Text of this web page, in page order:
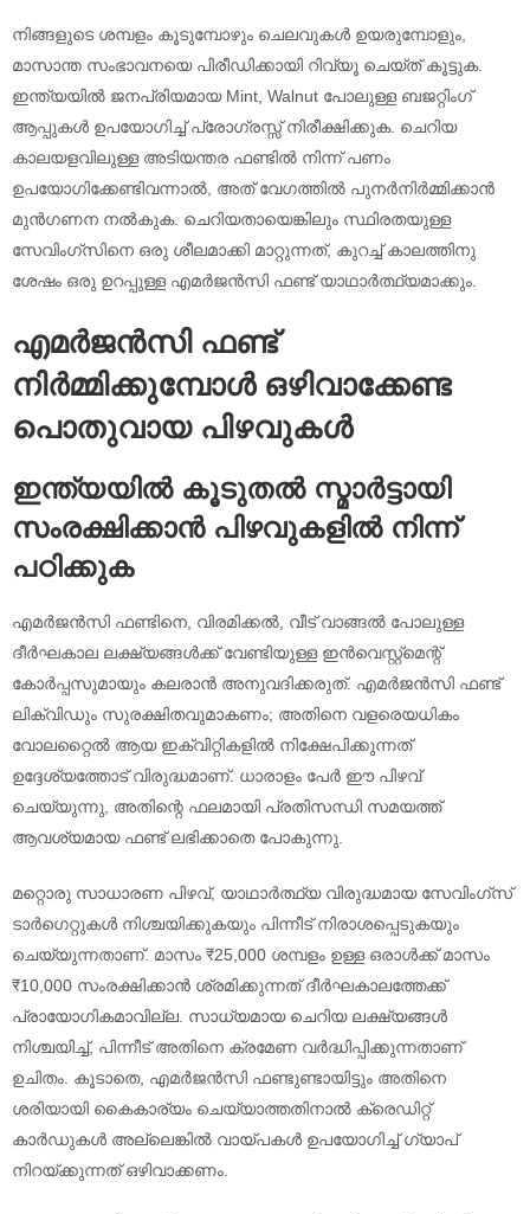
നിങ്ങളുടെ ശമ്പളം കൂടുമ്പോഴും ചെലവുകൾ ഉയരുമ്പോളും,
മാസാന്ത സംഭാവനയെ പിരീഡിക്കായി റിവ്യൂ ചെയ്ത് കൂട്ടുക.
ഇന്ത്യയിൽ ജനപ്രിയമായ Mint, Walnut പോലുള്ള ബജറ്റിംഗ്
ആപ്പുകൾ ഉപയോഗിച്ച് പ്രോഗ്രസ്സ് നിരീക്ഷിക്കുക. ചെറിയ
കാലയളവിലുള്ള അടിയന്തര ഫണ്ടിൽ നിന്ന് പണം
ഉപയോഗിക്കേണ്ടിവന്നാൽ, അത് വേഗത്തിൽ പുനർനിർമ്മിക്കാൻ
മുൻഗണന നൽകുക. ചെറിയതായെങ്കിലും സ്ഥിരതയുള്ള
സേവിംഗ്സിനെ ഒരു ശീലമാക്കി മാറ്റുന്നത്, കുറച്ച് കാലത്തിനു
ശേഷം ഒരു ഉറപ്പുള്ള എമർജൻസി ഫണ്ട് യാഥാർത്ഥ്യമാക്കും.
എമർജൻസി ഫണ്ട്
നിർമ്മിക്കുമ്പോൾ ഒഴിവാക്കേണ്ട
പൊതുവായ പിഴവുകൾ
ഇന്ത്യയിൽ കൂടുതൽ സ്മാർട്ടായി
സംരക്ഷിക്കാൻ പിഴവുകളിൽ നിന്ന്
പഠിക്കുക
എമർജൻസി ഫണ്ടിനെ, വിരമിക്കൽ, വീട് വാങ്ങൽ പോലുള്ള
ദീർഘകാല ലക്ഷ്യങ്ങൾക്ക് വേണ്ടിയുള്ള ഇൻവെസ്റ്റ്മെന്റ്
കോർപ്പസുമായും കലരാൻ അനുവദിക്കരുത്. എമർജൻസി ഫണ്ട്
ലിക്വിഡും സുരക്ഷിതവുമാകണം; അതിനെ വളരെയധികം
വോലറ്റൈൽ ആയ ഇക്വിറ്റികളിൽ നിക്ഷേപിക്കുന്നത്
ഉദ്ദേശ്യത്തോട് വിരുദ്ധമാണ്. ധാരാളം പേർ ഈ പിഴവ്
ചെയ്യുന്നു, അതിന്റെ ഫലമായി പ്രതിസന്ധി സമയത്ത്
ആവശ്യമായ ഫണ്ട് ലഭിക്കാതെ പോകുന്നു.
മറ്റൊരു സാധാരണ പിഴവ്, യാഥാർത്ഥ്യ വിരുദ്ധമായ സേവിംഗ്സ്
ടാർഗെറ്റുകൾ നിശ്ചയിക്കുകയും പിന്നീട് നിരാശപ്പെടുകയും
ചെയ്യുന്നതാണ്. മാസം ₹25,000 ശമ്പളം ഉള്ള ഒരാൾക്ക് മാസം
₹10,000 സംരക്ഷിക്കാൻ ശ്രമിക്കുന്നത് ദീർഘകാലത്തേക്ക്
പ്രായോഗികമാവില്ല. സാധ്യമായ ചെറിയ ലക്ഷ്യങ്ങൾ
നിശ്ചയിച്ച്, പിന്നീട് അതിനെ ക്രമേണ വർദ്ധിപ്പിക്കുന്നതാണ്
ഉചിതം. കൂടാതെ, എമർജൻസി ഫണ്ടുണ്ടായിട്ടും അതിനെ
ശരിയായി കൈകാര്യം ചെയ്യാത്തതിനാൽ ക്രെഡിറ്റ്
കാർഡുകൾ അല്ലെങ്കിൽ വായ്പകൾ ഉപയോഗിച്ച് ഗ്യാപ്
നിറയ്ക്കുന്നത് ഒഴിവാക്കണം.